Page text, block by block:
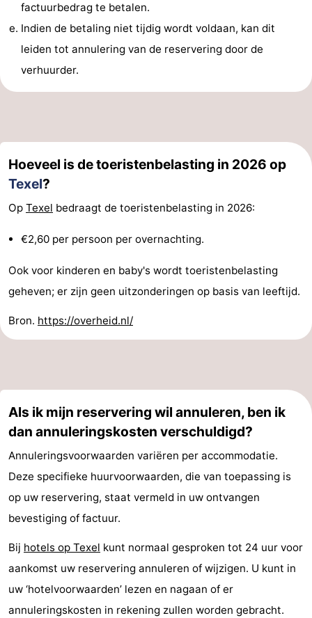
Park
Texel
Buytenveldt
De
Krim
EuroParcs
Texel
Sluftervallei
-
Strandhuys
-
Villapark
Residentie
Texel
-
Villapark
Vogelmient
Last
minutes
Strand
Zien
&
Bezienswaardigheden
Musea
-
Monumenten
Kerken
-
Molens
Uitkijkpunten
Attracties
-
Boerderijen
-
factuurbedrag te betalen.
Indien de betaling niet tijdig wordt voldaan, kan dit
leiden tot annulering van de reservering door de
verhuurder.
Hoeveel is de toeristenbelasting in 2026 op
Texel?
Op Texel bedraagt de toeristenbelasting in 2026:
€2,60 per persoon per overnachting.
Ook voor kinderen en baby's wordt toeristenbelasting
geheven; er zijn geen uitzonderingen op basis van leeftijd.
Bron. https://overheid.nl/
Als ik mijn reservering wil annuleren, ben ik
dan annuleringskosten verschuldigd?
Annuleringsvoorwaarden variëren per accommodatie.
Deze specifieke huurvoorwaarden, die van toepassing is
op uw reservering, staat vermeld in uw ontvangen
bevestiging of factuur.
Bij hotels op Texel kunt normaal gesproken tot 24 uur voor
aankomst uw reservering annuleren of wijzigen. U kunt in
uw ‘hotelvoorwaarden’ lezen en nagaan of er
annuleringskosten in rekening zullen worden gebracht.